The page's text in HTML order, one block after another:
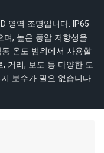
영역 조명입니다. IP65
며, 높은 풍압 저항성을
온도 범위에서 사용할
거리, 보도 등 다양한 도
보수가 필요 없습니다.